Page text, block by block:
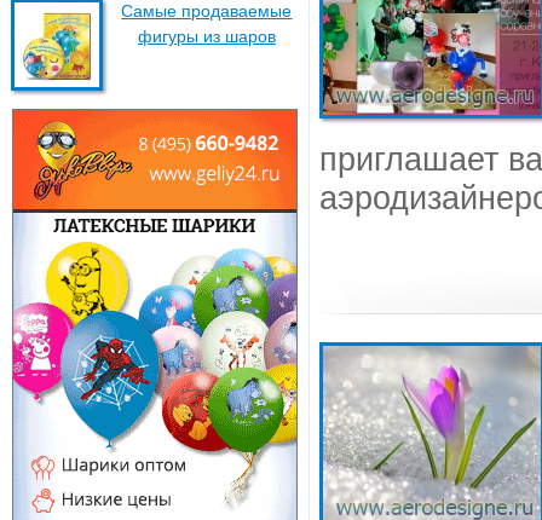
Самые продаваемые
фигуры из шаров
приглашает